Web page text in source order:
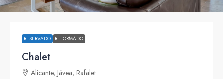
RESERVADO REFORMADO
Chalet
Alicante, Jávea, Rafalet